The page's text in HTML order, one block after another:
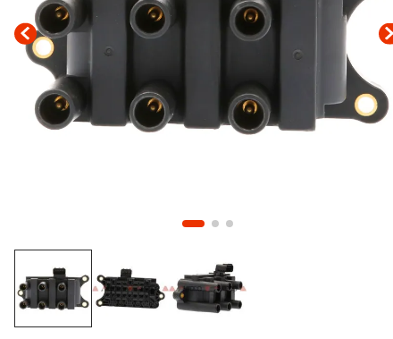
filtros y aceites
inyección
sprinter
amortiguador